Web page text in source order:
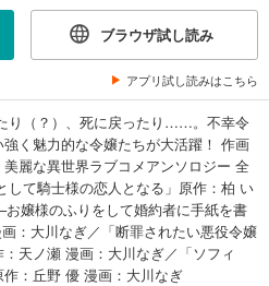
ブラウザ試し読み
アプリ試し読みはこちら
り（？）、死に戻ったり……。不幸令
く魅力的な令嬢たちが大活躍！ 作画
麗な異世界ラブコメアンソロジー 全
して騎士様の恋人となる」原作：柏 い
嬢様のふりをして婚約者に手紙を書
：大川なぎ／「断罪されたい悪役令嬢
天ノ瀬 漫画：大川なぎ／「ソフィ
：丘野 優 漫画：大川なぎ